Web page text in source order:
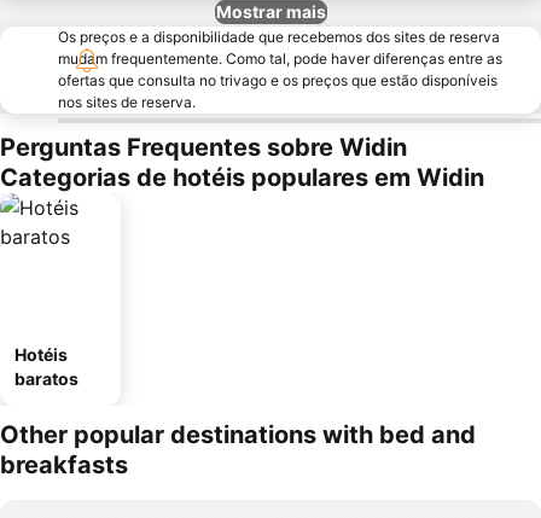
Mostrar mais
Os preços e a disponibilidade que recebemos dos sites de reserva
mudam frequentemente. Como tal, pode haver diferenças entre as
ofertas que consulta no trivago e os preços que estão disponíveis
nos sites de reserva.
Perguntas Frequentes sobre Widin
Categorias de hotéis populares em Widin
Hotéis
baratos
Other popular destinations with bed and
breakfasts